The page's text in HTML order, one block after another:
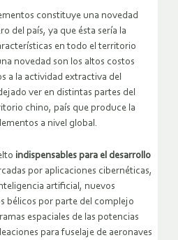
constituye una novedad
del país, ya que ésta sería la
en todo el territorio
novedad son los altos costos
a la actividad extractiva del
ver en distintas partes del
chino, país que produce la
a nivel global.
indispensables para el desarrollo
por aplicaciones cibernéticas,
artificial, nuevos
bélicos por parte del complejo
espaciales de las potencias
para fuselaje de aeronaves